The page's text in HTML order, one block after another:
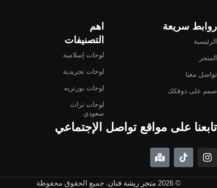
روابط سريعة
الرئيسية
المتجر
تواصل معنا
صمم على ذوقكك
اهم
التصنيفات
لوحات إسلامية
لوحات تجريدية
لوحات بورتريه
لوحات تراث
سعودي
تابعنا على مواقع تواصل الإجتماعي
© 2026 متجر ريشة فنان. جميع الحقوق محفوظة